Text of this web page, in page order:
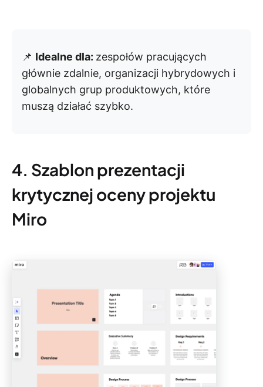
📌 Idealne dla: zespołów pracujących
głównie zdalnie, organizacji hybrydowych i
globalnych grup produktowych, które
muszą działać szybko.
4. Szablon prezentacji
krytycznej oceny projektu
Miro